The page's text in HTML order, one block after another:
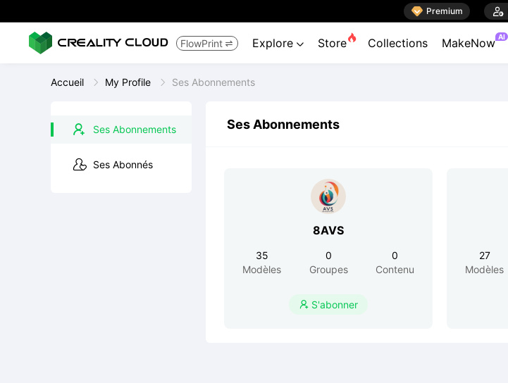
 Premium 
FlowPrint  Explore  Store Collections MakeNow AI
Accueil My Profile Ses Abonnements
Ses Abonnements
Ses Abonnés
Ses Abonnements
8AVS
35
Modèles
0
Groupes
0
Contenu
 S'abonner
27
Modèles